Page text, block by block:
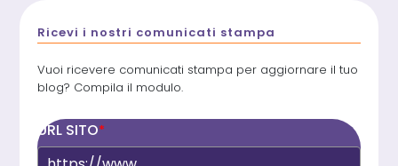
Ricevi i nostri comunicati stampa
Vuoi ricevere comunicati stampa per aggiornare il tuo
blog? Compila il modulo.
URL SITO*